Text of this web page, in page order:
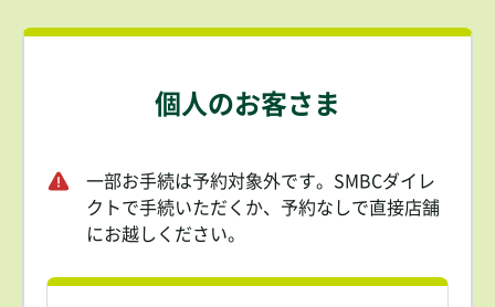
個人のお客さま
一部お手続は予約対象外です。SMBCダイレ
クトで手続いただくか、予約なしで直接店舗
にお越しください。